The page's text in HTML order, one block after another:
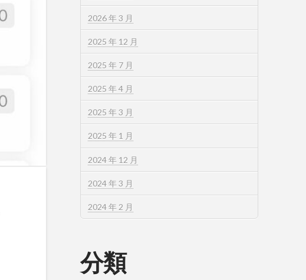
2026 年 3 月
2025 年 12 月
2025 年 7 月
2025 年 4 月
2025 年 3 月
2025 年 1 月
2024 年 12 月
2024 年 3 月
2024 年 2 月
分類